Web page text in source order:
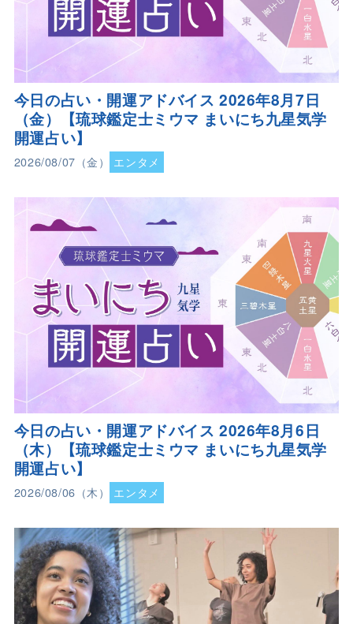
今日の占い・開運アドバイス 2026年8月7日
（金）【琉球鑑定士ミウマ まいにち九星気学
開運占い】
2026/08/07（金） エンタメ
今日の占い・開運アドバイス 2026年8月6日
（木）【琉球鑑定士ミウマ まいにち九星気学
開運占い】
2026/08/06（木） エンタメ